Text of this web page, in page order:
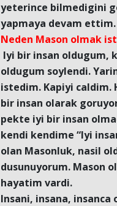
yeterince bilmedigini
yapmaya devam ettim.
Neden Mason olmak
Iyi bir insan oldugum,
oldugum soylendi.
istedim. Kapiyi caldim.
bir insan olarak
pekte iyi bir insan
kendi kendime “Iyi
olan Masonluk, nasil
dusunuyorum. Mason
hayatim vardi.
Insani, insana,